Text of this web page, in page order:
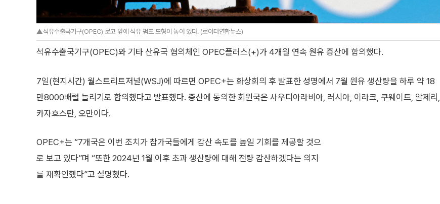
▲석유수출국기구(OPEC) 로고 앞에 석유 펌프 모형이 놓여 있다. (로이터연합뉴스)
석유수출국기구(OPEC)와 기타 산유국 협의체인 OPEC플러스(+)가 4개월 연속 원유 증산에 합의했다.
7일(현지시간) 월스트리트저널(WSJ)에 따르면 OPEC+는 화상회의 후 발표한 성명에서 7월 원유 생산량을 하루 약 18
만8000배럴 늘리기로 합의했다고 발표했다. 증산에 동의한 회원국은 사우디아라비아, 러시아, 이라크, 쿠웨이트, 알제리,
카자흐스탄, 오만이다.
OPEC+는 “7개국은 이번 조치가 참가국들에게 감산 속도를 높일 기회를 제공할 것으
로 보고 있다”며 “또한 2024년 1월 이후 초과 생산량에 대해 전량 감산하겠다는 의지
를 재확인했다”고 설명했다.